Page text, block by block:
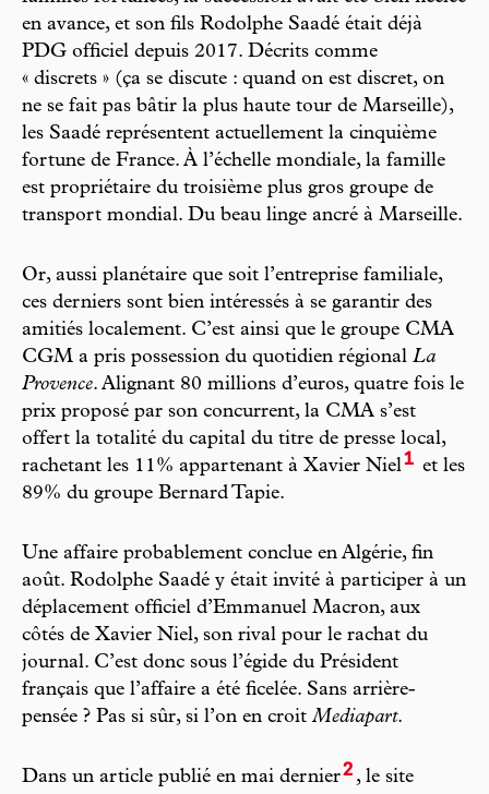
en avance, et son fils Rodolphe Saadé était déjà
PDG officiel depuis 2017. Décrits comme
« discrets » (ça se discute : quand on est discret, on
ne se fait pas bâtir la plus haute tour de Marseille),
les Saadé représentent actuellement la cinquième
fortune de France. À l’échelle mondiale, la famille
est propriétaire du troisième plus gros groupe de
transport mondial. Du beau linge ancré à Marseille.
Or, aussi planétaire que soit l’entreprise familiale,
ces derniers sont bien intéressés à se garantir des
amitiés localement. C’est ainsi que le groupe CMA
CGM a pris possession du quotidien régional La
Provence. Alignant 80 millions d’euros, quatre fois le
prix proposé par son concurrent, la CMA s’est
offert la totalité du capital du titre de presse local,
rachetant les 11% appartenant à Xavier Niel1 et les
89% du groupe Bernard Tapie.
Une affaire probablement conclue en Algérie, fin
août. Rodolphe Saadé y était invité à participer à un
déplacement officiel d’Emmanuel Macron, aux
côtés de Xavier Niel, son rival pour le rachat du
journal. C’est donc sous l’égide du Président
français que l’affaire a été ficelée. Sans arrière-
pensée ? Pas si sûr, si l’on en croitMediapart.
Dans un article publié en mai dernier2 , le site